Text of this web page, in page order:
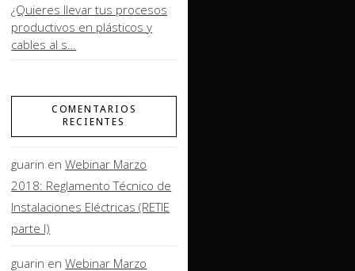
¿Quieres llevar tus procesos
productivos en plásticos y
cables al s…
COMENTARIOS
RECIENTES
guarin enWebinar Marzo
2018: Reglamento Técnico de
Instalaciones Eléctricas (RETIE
parte I)
guarin enWebinar Marzo